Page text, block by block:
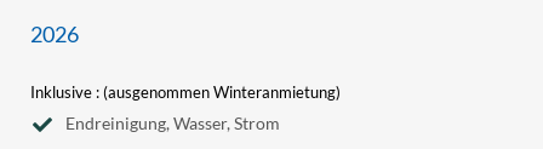
2026
Inklusive : (ausgenommen Winteranmietung)
Endreinigung, Wasser, Strom